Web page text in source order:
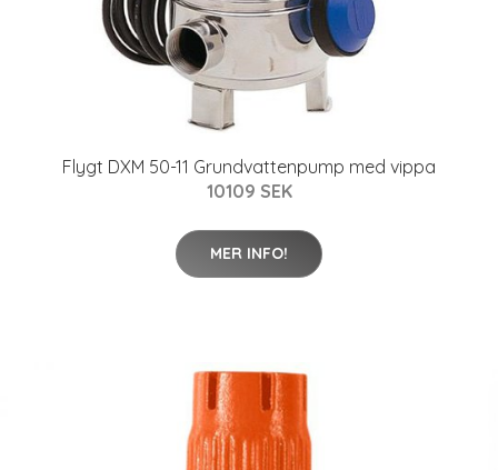
Flygt DXM 50-11 Grundvattenpump med vippa
10109 SEK
MER INFO!